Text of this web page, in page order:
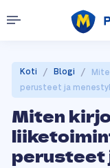
Koti / Blogi /
perusteet ja
Miten
perusteet